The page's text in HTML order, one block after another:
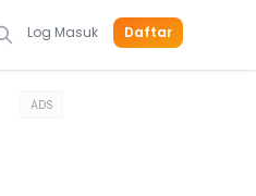
Log Masuk Daftar
ADS